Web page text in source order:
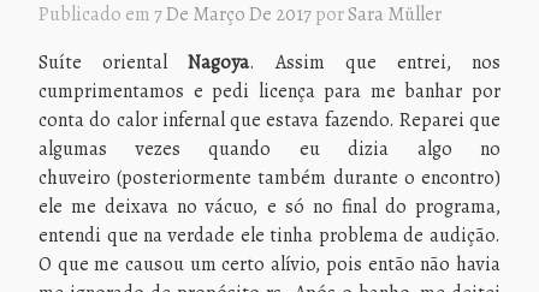
Publicado em 7 De Março De 2017porSara Müller
Suíte oriental Nagoya. Assim que entrei, nos
cumprimentamos e pedi licença para me banhar por
conta do calor infernal que estava fazendo. Reparei que
algumas vezes quando eu dizia algo no
chuveiro (posteriormente também durante o encontro)
ele me deixava no vácuo, e só no final do programa,
entendi que na verdade ele tinha problema de audição.
O que me causou um certo alívio, pois então não havia